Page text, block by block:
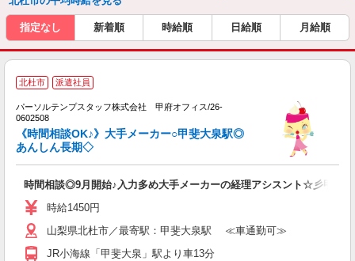
指定なし 新着順 時給順 日給順 月給順
北杜市 派遣社員
パーソルテンプスタッフ株式会社 甲府オフィス/26-
0602508
《時間相談OK♪》大手メーカー○甲斐大泉駅◎
あんしん長期◇
時間相談◎9月開始♪入力多め大手メーカーの経理アシスント☆彡甲斐
時給1450円
山梨県北杜市／最寄駅：甲斐大泉駅 ≪車通勤可≫
JR小海線「甲斐大泉」駅より車13分